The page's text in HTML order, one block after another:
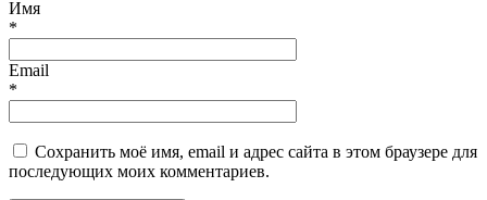
Имя
*
Email
*
Сохранить моё имя, email и адрес сайта в этом браузере для
последующих моих комментариев.